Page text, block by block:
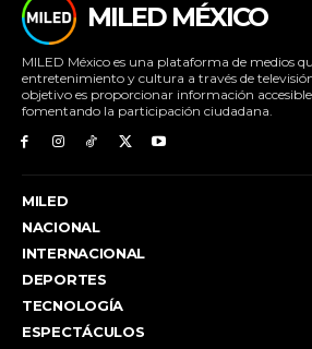
MILED MÉXICO
MILED México es una plataforma de medios
entretenimiento y cultura a través de
objetivo es proporcionar información accesible
fomentando la participación ciudadana.
MILED
NACIONAL
INTERNACIONAL
DEPORTES
TECNOLOGÍA
ESPECTÁCULOS